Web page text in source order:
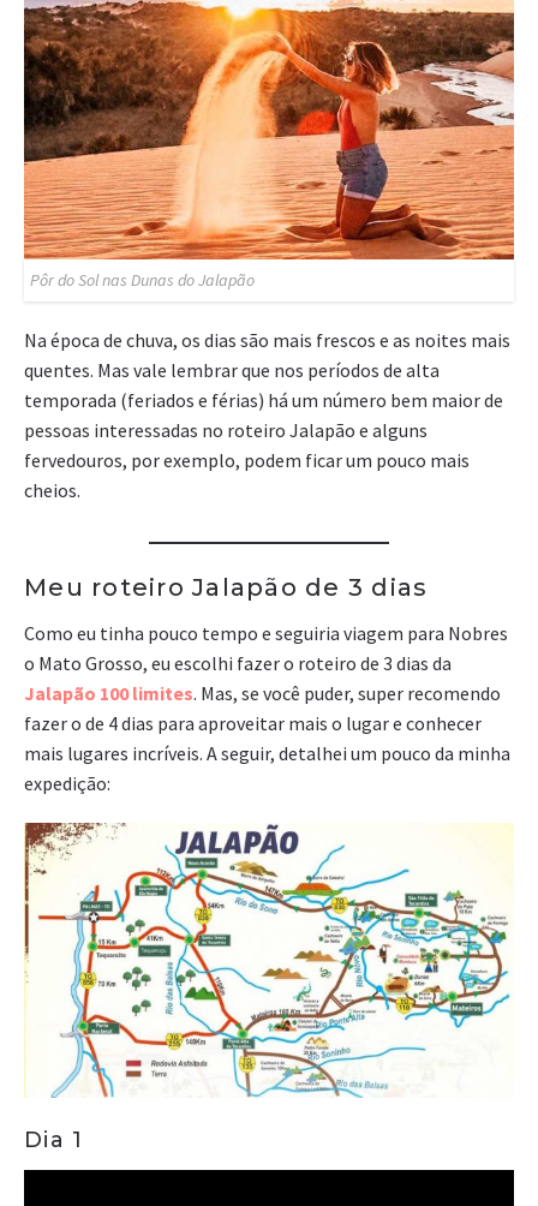
Pôr do Sol nas Dunas do Jalapão
Na época de chuva, os dias são mais frescos e as noites mais
quentes. Mas vale lembrar que nos períodos de alta
temporada (feriados e férias) há um número bem maior de
pessoas interessadas no roteiro Jalapão e alguns
fervedouros, por exemplo, podem ficar um pouco mais
cheios.
Meu roteiro Jalapão de 3 dias
Como eu tinha pouco tempo e seguiria viagem para Nobres
o Mato Grosso, eu escolhi fazer o roteiro de 3 dias da
Jalapão 100 limites. Mas, se você puder, super recomendo
fazer o de 4 dias para aproveitar mais o lugar e conhecer
mais lugares incríveis. A seguir, detalhei um pouco da minha
expedição:
Dia 1